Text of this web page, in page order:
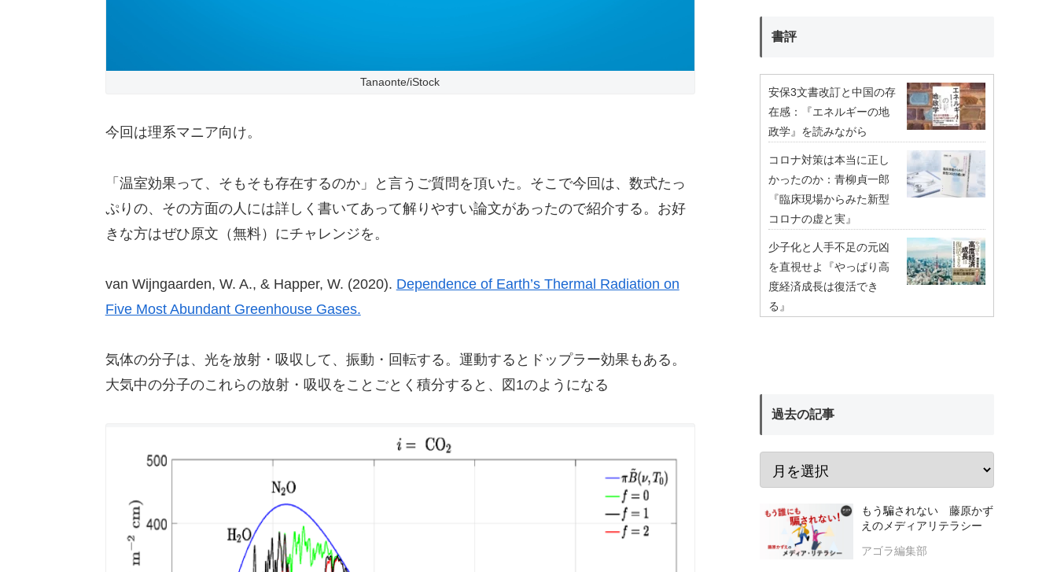
Tanaonte/iStock
今回は理系マニア向け。
「温室効果って、そもそも存在するのか」と言うご質問を頂いた。そこで今回は、数式たっ
ぷりの、その方面の人には詳しく書いてあって解りやすい論文があったので紹介する。お好
きな方はぜひ原文（無料）にチャレンジを。
van Wijngaarden, W. A., & Happer, W. (2020). Dependence of Earth’s Thermal Radiation on
Five Most Abundant Greenhouse Gases.
気体の分子は、光を放射・吸収して、振動・回転する。運動するとドップラー効果もある。
大気中の分子のこれらの放射・吸収をことごとく積分すると、図1のようになる
書評
安保3文書改訂と中国の存
在感：『エネルギーの地
政学』を読みながら
コロナ対策は本当に正し
かったのか：青柳貞一郎
『臨床現場からみた新型
コロナの虚と実』
少子化と人手不足の元凶
を直視せよ『やっぱり高
度経済成長は復活でき
る』
過去の記事
もう騙されない 藤原かず
えのメディアリテラシー
アゴラ編集部